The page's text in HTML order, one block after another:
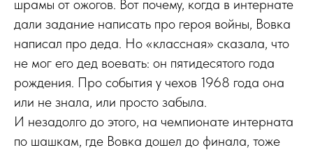
шрамы от ожогов. Вот почему, когда в интернате
дали задание написать про героя войны, Вовка
написал про деда. Но «классная» сказала, что
не мог его дед воевать: он пятидесятого года
рождения. Про события у чехов 1968 года она
или не знала, или просто забыла.
И незадолго до этого, на чемпионате интерната
по шашкам, где Вовка дошел до финала, тоже